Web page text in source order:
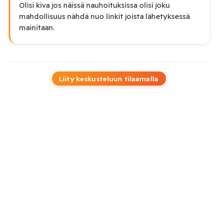
Olisi kiva jos näissä nauhoituksissa olisi joku
mahdollisuus nähdä nuo linkit joista lähetyksessä
mainitaan.
Liity keskusteluun tilaamalla